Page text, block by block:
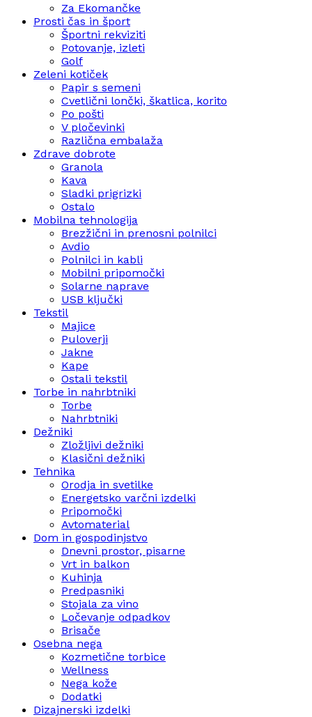
Za Ekomančke
Prosti čas in šport
Športni rekviziti
Potovanje, izleti
Golf
Zeleni kotiček
Papir s semeni
Cvetlični lončki, škatlica, korito
Po pošti
V pločevinki
Različna embalaža
Zdrave dobrote
Granola
Kava
Sladki prigrizki
Ostalo
Mobilna tehnologija
Brezžični in prenosni polnilci
Avdio
Polnilci in kabli
Mobilni pripomočki
Solarne naprave
USB ključki
Tekstil
Majice
Puloverji
Jakne
Kape
Ostali tekstil
Torbe in nahrbtniki
Torbe
Nahrbtniki
Dežniki
Zložljivi dežniki
Klasični dežniki
Tehnika
Orodja in svetilke
Energetsko varčni izdelki
Pripomočki
Avtomaterial
Dom in gospodinjstvo
Dnevni prostor, pisarne
Vrt in balkon
Kuhinja
Predpasniki
Stojala za vino
Ločevanje odpadkov
Brisače
Osebna nega
Kozmetične torbice
Wellness
Nega kože
Dodatki
Dizajnerski izdelki